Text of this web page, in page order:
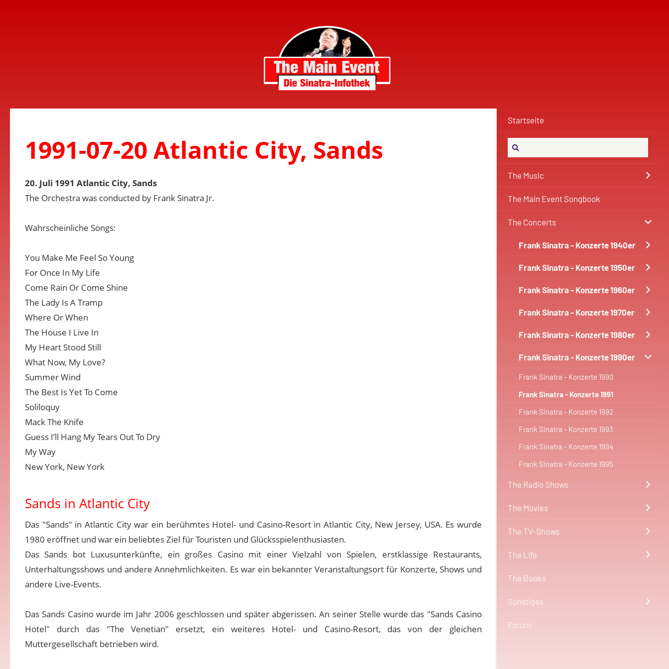
Startseite
The Music
The Main Event Songbook
The Concerts
Frank Sinatra - Konzerte 1940er
Frank Sinatra - Konzerte 1950er
Frank Sinatra - Konzerte 1960er
Frank Sinatra - Konzerte 1970er
Frank Sinatra - Konzerte 1980er
Frank Sinatra - Konzerte 1990er
Frank Sinatra - Konzerte 1990
Frank Sinatra - Konzerte 1991
Frank Sinatra - Konzerte 1992
Frank Sinatra - Konzerte 1993
Frank Sinatra - Konzerte 1994
Frank Sinatra - Konzerte 1995
The Radio Shows
The Movies
The TV-Shows
The Life
The Books
Sonstiges
Forum
1991-07-20 Atlantic City, Sands
20. Juli 1991 Atlantic City, Sands
The Orchestra was conducted by Frank Sinatra Jr.
Wahrscheinliche Songs:
You Make Me Feel So Young
For Once In My Life
Come Rain Or Come Shine
The Lady Is A Tramp
Where Or When
The House I Live In
My Heart Stood Still
What Now, My Love?
Summer Wind
The Best Is Yet To Come
Soliloquy
Mack The Knife
Guess I’ll Hang My Tears Out To Dry
My Way
New York, New York
Sands in Atlantic City
Das "Sands" in Atlantic City war ein berühmtes Hotel- und Casino-Resort in Atlantic City, New Jersey, USA. Es wurde
1980 eröffnet und war ein beliebtes Ziel für Touristen und Glücksspielenthusiasten.
Das Sands bot Luxusunterkünfte, ein großes Casino mit einer Vielzahl von Spielen, erstklassige Restaurants,
Unterhaltungsshows und andere Annehmlichkeiten. Es war ein bekannter Veranstaltungsort für Konzerte, Shows und
andere Live-Events.
Das Sands Casino wurde im Jahr 2006 geschlossen und später abgerissen. An seiner Stelle wurde das "Sands Casino
Hotel" durch das "The Venetian" ersetzt, ein weiteres Hotel- und Casino-Resort, das von der gleichen
Muttergesellschaft betrieben wird.